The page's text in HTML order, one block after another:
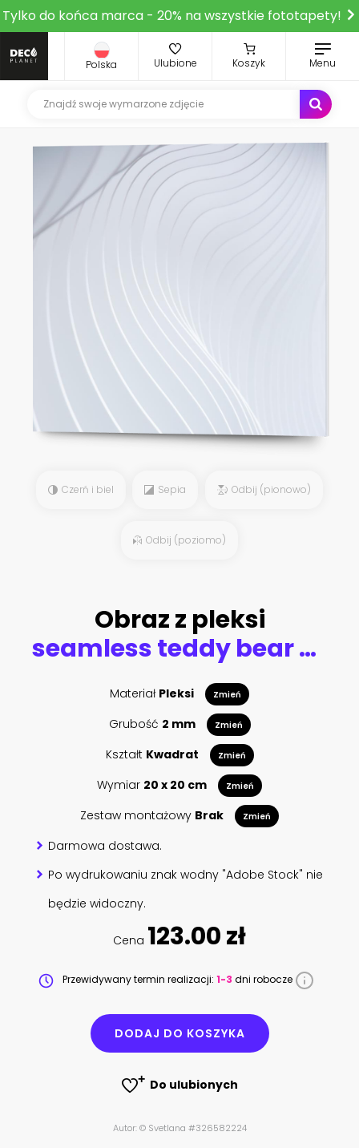
Tylko do końca marca - 20% na wszystkie fototapety!
Polska Ulubione Koszyk Menu
Czerń i biel Sepia Odbij (pionowo)
Odbij (poziomo)
Obraz z pleksi
seamless teddy bear pattern vector hand drawn illustration cartoon style.bear faces on white background.suitable for postcards,children s clothing,fabric design, stickers,posters,mugs or t-shirts.
Materiał Pleksi Zmień
Grubość 2 mm Zmień
Kształt Kwadrat Zmień
Wymiar 20 x 20 cm Zmień
Zestaw montażowy Brak Zmień
Darmowa dostawa.
Po wydrukowaniu znak wodny "Adobe Stock" nie
będzie widoczny.
Cena 123.00 zł
Przewidywany termin realizacji: 1-3 dni robocze
DODAJ DO KOSZYKA
Do ulubionych
Autor: © Svetlana #326582224